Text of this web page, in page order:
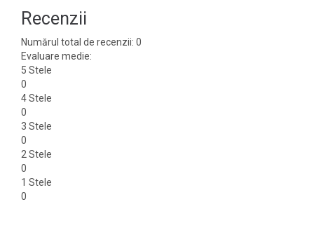
Recenzii
Numărul total de recenzii: 0
Evaluare medie:
5 Stele
0
4 Stele
0
3 Stele
0
2 Stele
0
1 Stele
0